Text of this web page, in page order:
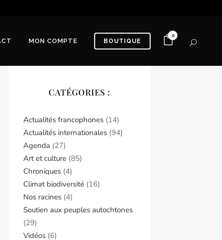
BOUTIQUE
0
MON COMPTE
CATÉGORIES :
Actualités francophones (14)
Actualités internationales (94)
Agenda (27)
Art et culture (85)
Chroniques (4)
Climat biodiversité (16)
Nos racines (4)
Soutien aux peuples autochtones
(29)
Vidéos (6)